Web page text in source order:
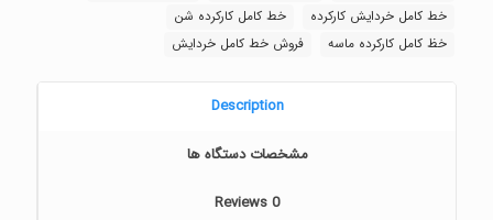
خط کامل خردایش کارکرده
خط کامل کارکرده شن
خظ کامل کارکرده ماسه
فروش خط کامل خردایش
Description
مشخصات دستگاه ها
Reviews0